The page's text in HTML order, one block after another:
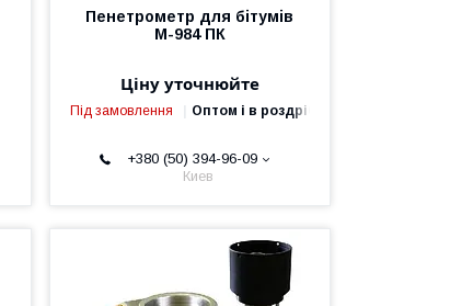
Пенетрометр для бітумів
М-984 ПК
Ціну уточнюйте
Під замовлення Оптом і в роздріб
+380 (50) 394-96-09
Киев